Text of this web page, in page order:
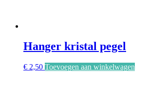
Hanger kristal pegel
€ 2,50 Toevoegen aan winkelwagen